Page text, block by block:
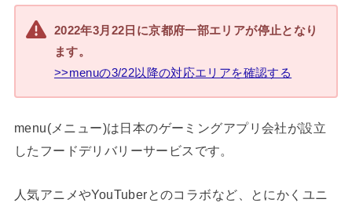
2022年3月22日に京都府一部エリアが停止となり
ます。
>>menuの3/22以降の対応エリアを確認する
menu(メニュー)は日本のゲーミングアプリ会社が設立
したフードデリバリーサービスです。
人気アニメやYouTuberとのコラボなど、とにかくユニ